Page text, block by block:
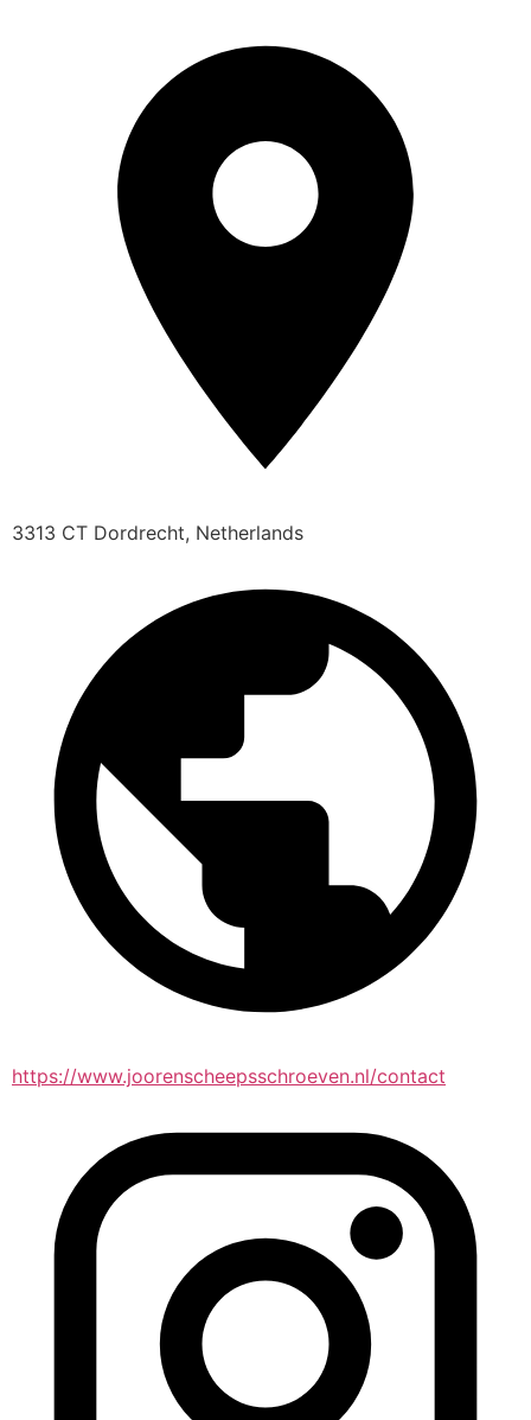
3313 CT Dordrecht, Netherlands
https://www.joorenscheepsschroeven.nl/contact